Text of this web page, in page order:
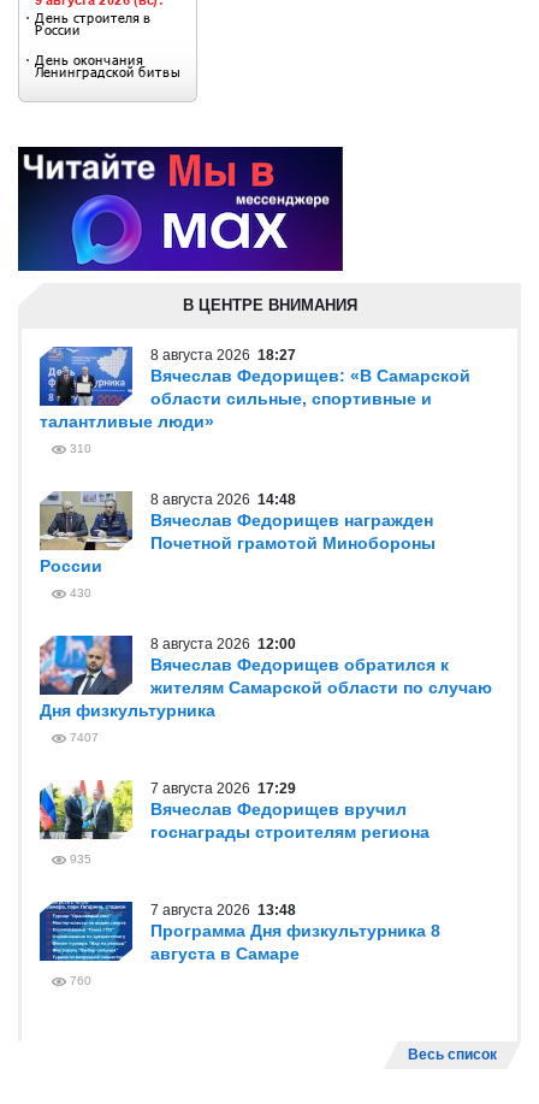
В ЦЕНТРЕ ВНИМАНИЯ
8 августа 2026 18:27
Вячеслав Федорищев: «В Самарской
области сильные, спортивные и
талантливые люди»
310
8 августа 2026 14:48
Вячеслав Федорищев награжден
Почетной грамотой Минобороны
России
430
8 августа 2026 12:00
Вячеслав Федорищев обратился к
жителям Самарской области по случаю
Дня физкультурника
7407
7 августа 2026 17:29
Вячеслав Федорищев вручил
госнаграды строителям региона
935
7 августа 2026 13:48
Программа Дня физкультурника 8
августа в Самаре
760
Весь список